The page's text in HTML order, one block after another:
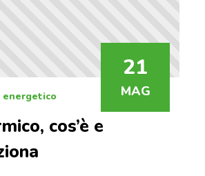
21
MAG
cos’è e